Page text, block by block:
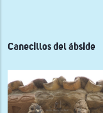
Canecillos del ábside